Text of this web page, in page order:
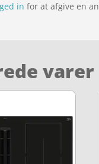
in for at afgive en
varer